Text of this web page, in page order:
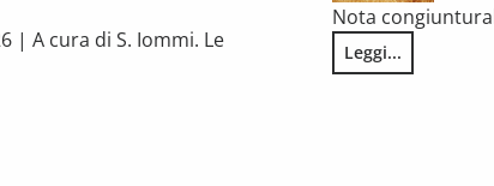
| A cura di S. Iommi. Le
selettiva e fragilità persistenti
Nota
Leggi...
L’annata agraria